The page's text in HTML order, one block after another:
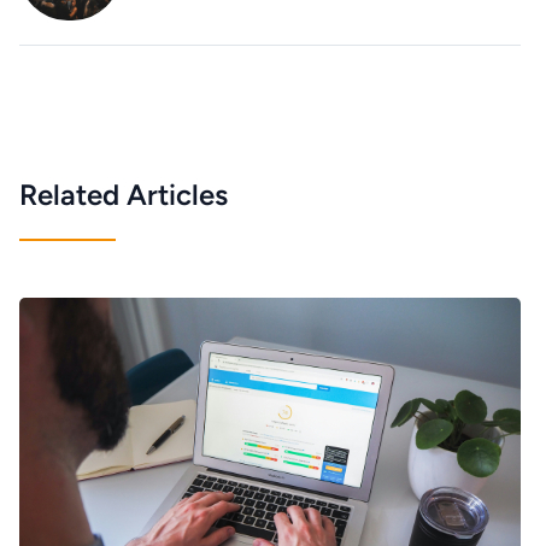
Related Articles